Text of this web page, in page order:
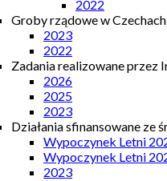
2022
Groby rządowe w
2023
2022
Zadania realizowane
2026
2025
2023
Działania sfinansowane
Wypoczynek Letni
Wypoczynek Letni
2023